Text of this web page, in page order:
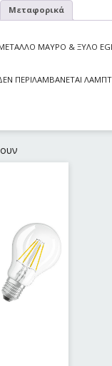
Μεταφορικά
MAΥΡΟ & ΞΥΛΟ
ΠΕΡΙΛΑΜΒΑΝΕΤΑΙ